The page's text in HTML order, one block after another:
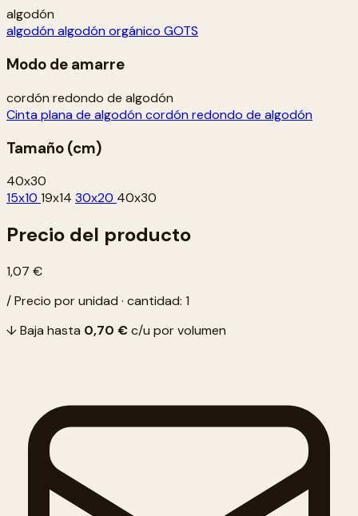
algodón
algodón algodón orgánico GOTS
Modo de amarre
cordón redondo de algodón
Cinta plana de algodón cordón redondo de algodón
Tamaño (cm)
40x30
15x10 19x14 30x20 40x30
Precio del producto
1,07 €
/ Precio por unidad · cantidad: 1
↓ Baja hasta 0,70 €c/u por volumen